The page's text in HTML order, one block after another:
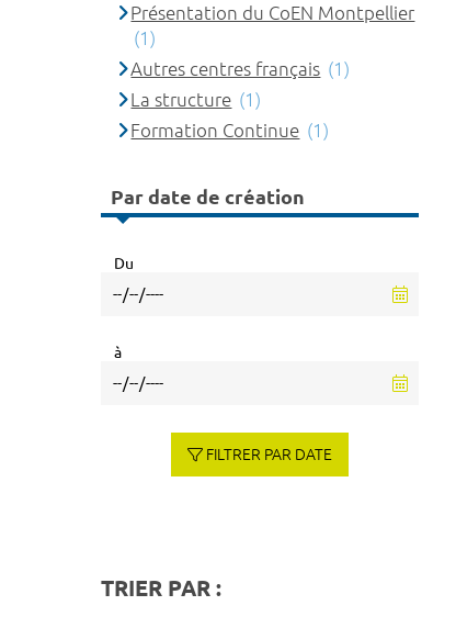
Présentation du CoEN Montpellier
(1)
Autres centres français (1)
La structure (1)
Formation Continue (1)
Par date de création
Du
à
FILTRER PAR DATE
TRIER PAR :